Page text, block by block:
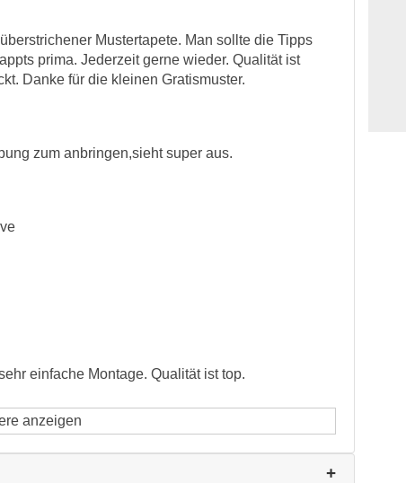
Mustertapete. Man sollte die Tipps
prima. Jederzeit gerne wieder. Qualität ist
Danke für die kleinen Gratismuster.
zum anbringen,sieht super aus.
einfache Montage. Qualität ist top.
anzeigen